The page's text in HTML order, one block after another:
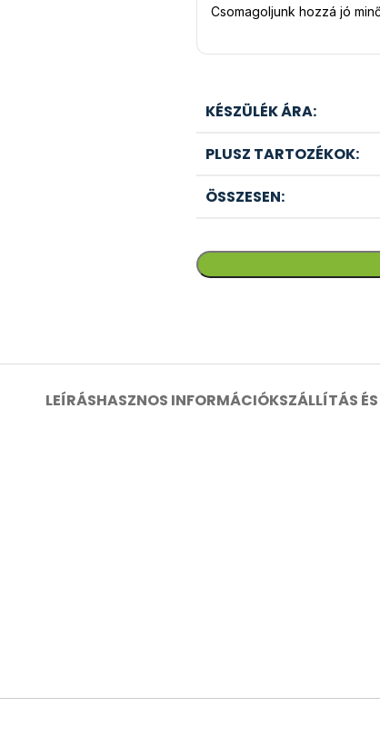
Csomagoljunk hozzá jó
KÉSZÜLÉK ÁRA:
PLUSZ TARTOZÉKOK:
ÖSSZESEN:
LEÍRÁSHASZNOS INFORMÁCIÓKSZÁLLÍTÁS